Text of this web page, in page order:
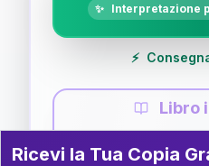
✨ Interpretazione
⚡
Libro
Guida
Ricevi la Tua Copia
Ricevi la Tua Copia